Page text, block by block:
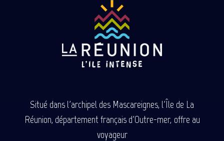
Situé dans l'archipel des Mascareignes, l'Île de La
Réunion, département français d'Outre-mer, offre au
voyageur